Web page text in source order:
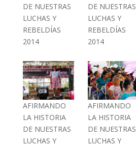
DE NUESTRAS
LUCHAS Y
REBELDÍAS
2014
DE NUESTRAS
LUCHAS Y
REBELDÍAS
2014
AFIRMANDO
LA HISTORIA
DE NUESTRAS
LUCHAS Y
AFIRMANDO
LA HISTORIA
DE NUESTRAS
LUCHAS Y